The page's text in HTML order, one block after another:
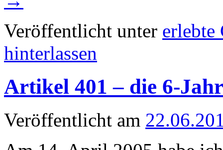
Veröffentlicht unter erlebte
hinterlassen
Artikel 401 – die 6-
Veröffentlicht am